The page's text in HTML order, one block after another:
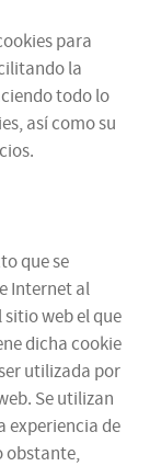
para
la
todo lo
así como su
que se
Internet al
web el que
dicha cookie
utilizada por
Se utilizan
experiencia de
obstante,